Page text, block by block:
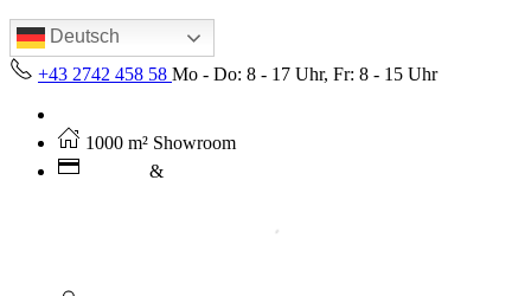
Deutsch
+43 2742 458 58 Mo - Do: 8 - 17 Uhr, Fr: 8 - 15 Uhr
1000 m² Showroom
&